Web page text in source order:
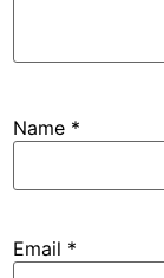
Name *
Email *